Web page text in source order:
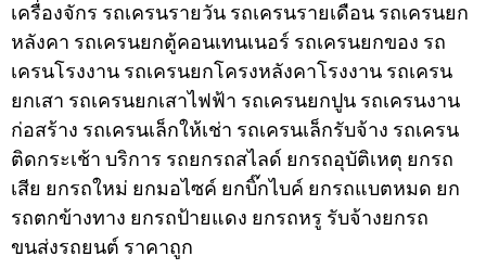
เครื่องจักร รถเครนรายวัน รถเครนรายเดือน รถเครนยก
หลังคา รถเครนยกตู้คอนเทนเนอร์ รถเครนยกของ รถ
เครนโรงงาน รถเครนยกโครงหลังคาโรงงาน รถเครน
ยกเสา รถเครนยกเสาไฟฟ้า รถเครนยกปูน รถเครนงาน
ก่อสร้าง รถเครนเล็กให้เช่า รถเครนเล็กรับจ้าง รถเครน
ติดกระเช้าบริการ รถยกรถสไลด์ ยกรถอุบัติเหตุ ยกรถ
เสีย ยกรถใหม่ ยกมอไซค์ ยกบิ๊กไบค์ ยกรถแบตหมด ยก
รถตกข้างทาง ยกรถป้ายแดง ยกรถหรู รับจ้างยกรถ
ขนส่งรถยนต์ ราคาถูก